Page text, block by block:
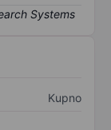
Kupno